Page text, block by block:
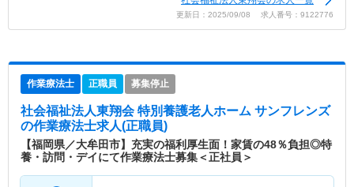
更新日：2025/09/08 求人番号：9122776
作業療法士 正職員 募集停止
社会福祉法人東翔会 特別養護老人ホーム サンフレンズ
の作業療法士求人(正職員)
【福岡県／大牟田市】充実の福利厚生面！家賃の48％負担◎特
養・訪問・デイにて作業療法士募集＜正社員＞